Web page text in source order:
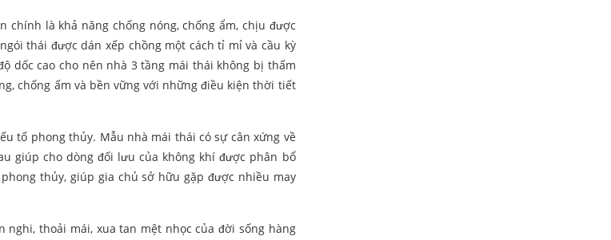
chính là khả năng chống nóng, chống ẩm, chịu được
thái được dán xếp chồng một cách tỉ mỉ và cầu kỳ
dốc cao cho nên nhà 3 tầng mái thái không bị thấm
chống ấm và bền vững với những điều kiện thời tiết
tố phong thủy. Mẫu nhà mái thái có sự cân xứng về
giúp cho dòng đối lưu của không khí được phân bổ
thủy, giúp gia chủ sở hữu gặp được nhiều may
thoải mái, xua tan mệt nhọc của đời sống hàng